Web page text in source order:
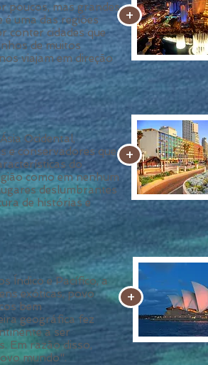
+
poucos, mas grandes
é uma das regiões
conter cidades que
de muitos
viajam em direção
+
Ocidental,
e conservadores que
do
como em nenhum
deslumbrantes
de histórias e
Índico e Pacífico, a
exóticas, povo
bem
geográfica fez
a ser
Em razão disso,
mundo".
+